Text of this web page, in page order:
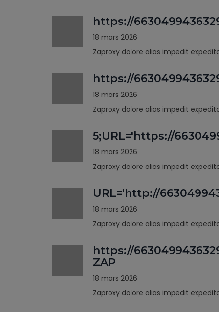
https://
18 mars 2026
Zaproxy dolore alias impedit
https://
18 mars 2026
Zaproxy dolore alias impedit
5;URL='https://
18 mars 2026
Zaproxy dolore alias impedit
URL='http://
18 mars 2026
Zaproxy dolore alias impedit
https://
ZAP
18 mars 2026
Zaproxy dolore alias impedit